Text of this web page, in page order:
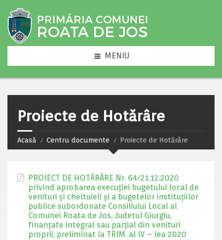
MENIU
Proiecte de Hotărâre
Acasă Centru documente Proiecte de Hotărâre
PROIECT DE HOTĂRÂRE Nr. 64/21.12.2020
privind aprobarea execuţiei bugetului local de
venituri şi cheltuieli şi a bugetelor instituţiilor
publice subordonate Consiliului Local al
Comunei Roata de Jos, Judetul Giurgiu,
finanţate integral sau parţial din venituri
proprii, preliminat la TRIM. al IV – lea 2020